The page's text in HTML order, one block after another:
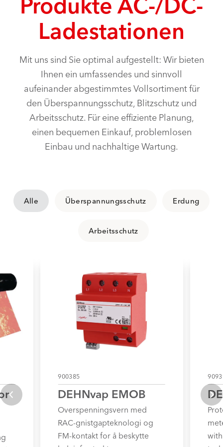
Ladestationen
Mit uns sind Sie optimal aufgestellt: Wir bieten
Ihnen ein umfassendes und sinnvoll
aufeinander abgestimmtes Vollsortiment für
den Überspannungsschutz, Blitzschutz und
Arbeitsschutz. Für eine effiziente Planung,
einen bequemen Einkauf, problemlosen
Einbau und nachhaltige Wartung.
Alle Überspannungsschutz Erdung
Arbeitsschutz
900385
DEHNvap EMOB
Overspenningsvern med
RAC-gnistgapteknologi og
FM-kontakt for å beskytte